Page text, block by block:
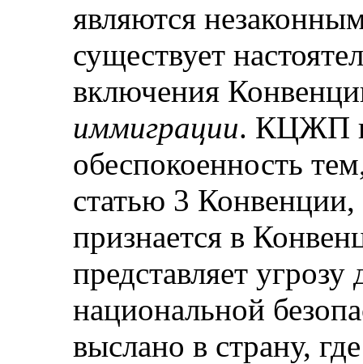
являются
существует
включения
иммиграции. КЦЖП
обеспокоенность
статью 3 Конвенции,
признается в
представляет
национальной
выслано в страну,